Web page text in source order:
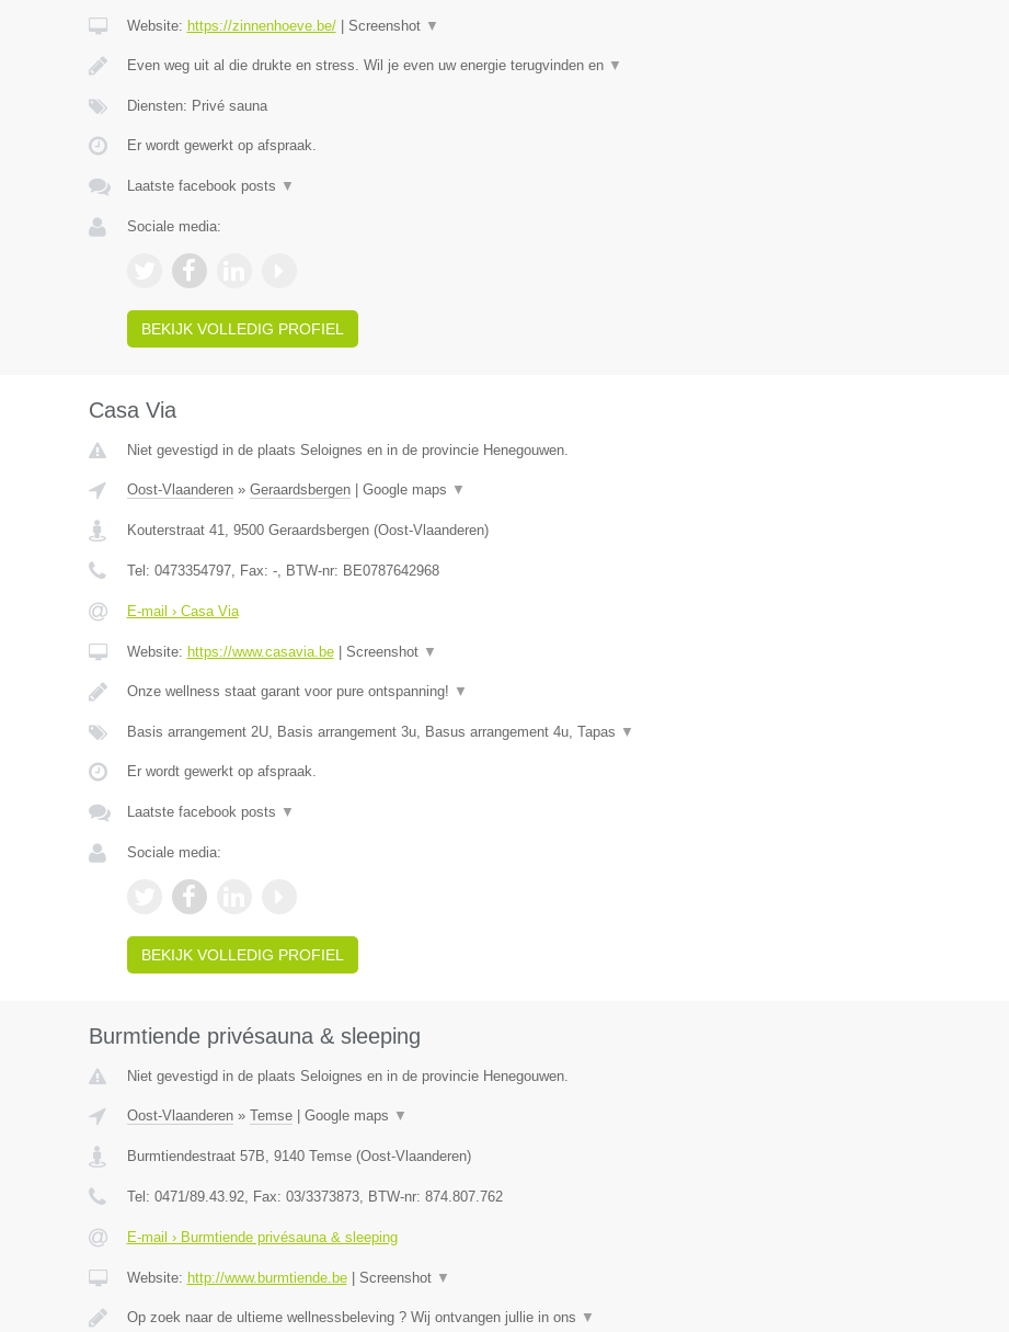
Website: https://zinnenhoeve.be/| Screenshot ▼
Even weg uit al die drukte en stress. Wil je even uw energie terugvinden en ▼
Diensten: Privé sauna
Er wordt gewerkt op afspraak.
Laatste facebook posts ▼
Sociale media:
BEKIJK VOLLEDIG PROFIEL
Casa Via
Niet gevestigd in de plaats Seloignes en in de provincie Henegouwen.
Oost-Vlaanderen» Geraardsbergen| Google maps ▼
Kouterstraat 41, 9500 Geraardsbergen(Oost-Vlaanderen)
Tel: 0473354797, Fax: -, BTW-nr: BE0787642968
E-mail › Casa Via
Website: https://www.casavia.be| Screenshot ▼
Onze wellness staat garant voor pure ontspanning! ▼
Basis arrangement 2U, Basis arrangement 3u, Basus arrangement 4u, Tapas ▼
Er wordt gewerkt op afspraak.
Laatste facebook posts ▼
Sociale media:
BEKIJK VOLLEDIG PROFIEL
Burmtiende privésauna & sleeping
Niet gevestigd in de plaats Seloignes en in de provincie Henegouwen.
Oost-Vlaanderen» Temse| Google maps ▼
Burmtiendestraat 57B, 9140 Temse(Oost-Vlaanderen)
Tel: 0471/89.43.92, Fax: 03/3373873, BTW-nr: 874.807.762
E-mail › Burmtiende privésauna & sleeping
Website: http://www.burmtiende.be| Screenshot ▼
Op zoek naar de ultieme wellnessbeleving ? Wij ontvangen jullie in ons ▼